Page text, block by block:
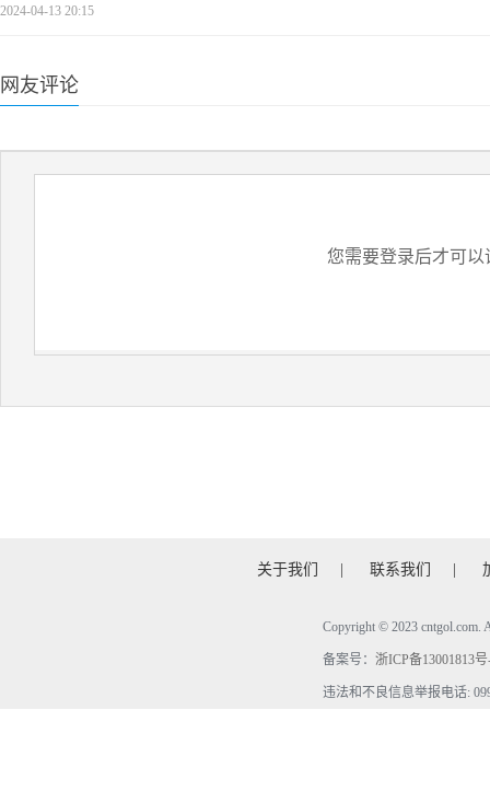
2024-04-13 20:15
网友评论
您需要登录后才可以
关于我们 联系我们
Copyright © 2023
备案号： 浙ICP备13001813
违法和不良信息举报电话: